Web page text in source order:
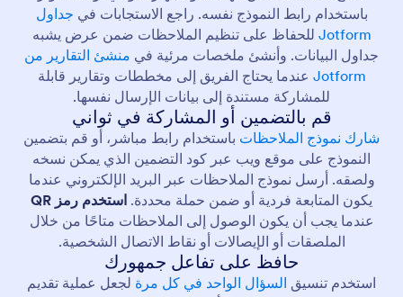
باستخدام رابط النموذج نفسه. راجع الاستجابات في جداول
Jotform للحفاظ على تنظيم الملاحظات ضمن عرض يشبه
جداول البيانات. وأنشئ ملخصات مرئية في منشئ التقارير من
Jotform عندما يحتاج الفريق إلى مخططات وتقارير قابلة
للمشاركة مستندة إلى بيانات الإرسال نفسها.
قم بالتضمين أو المشاركة في ثواني
شارك نموذج الملاحظات باستخدام رابط مباشر، أو قم بتضمين
النموذج على موقع ويب عبر كود التضمين الذي يمكن نسخه
ولصقه. أرسل نموذج الملاحظات عبر البريد الإلكتروني عندما
يكون المتابعة فردية أو ضمن حملة محددة. استخدم رمز QR
عندما يجب أن يكون الوصول إلى الملاحظات متاحًا من خلال
الملصقات أو الإيصالات أو نقاط الاتصال الشخصية.
حافظ على تفاعل جمهورك
استخدم تنسيق السؤال الواحد في كل مرة لجعل عملية تقديم